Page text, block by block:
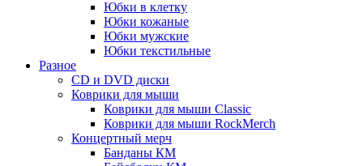
Юбки в клетку
Юбки кожаные
Юбки мужские
Юбки текстильные
Разное
CD и DVD диски
Коврики для мыши
Коврики для мыши Classic
Коврики для мыши RockMerch
Концертный мерч
Банданы КМ